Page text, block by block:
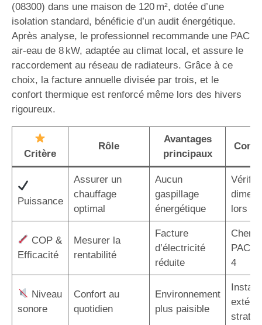
(08300) dans une maison de 120 m², dotée d’une
isolation standard, bénéficie d’un audit énergétique.
Après analyse, le professionnel recommande une PAC
air-eau de 8 kW, adaptée au climat local, et assure le
raccordement au réseau de radiateurs. Grâce à ce
choix, la facture annuelle divisée par trois, et le
confort thermique est renforcé même lors des hivers
rigoureux.
Critère
Rôle
Avantages
principaux
Puissance
Assurer un
chauffage
optimal
Aucun
gaspillage
énergétique
lors de
COP &
Efficacité
Mesurer la
rentabilité
Facture
d’électricité
réduite
PAC
4
Niveau
sonore
Confort au
quotidien
Environnement
plus paisible